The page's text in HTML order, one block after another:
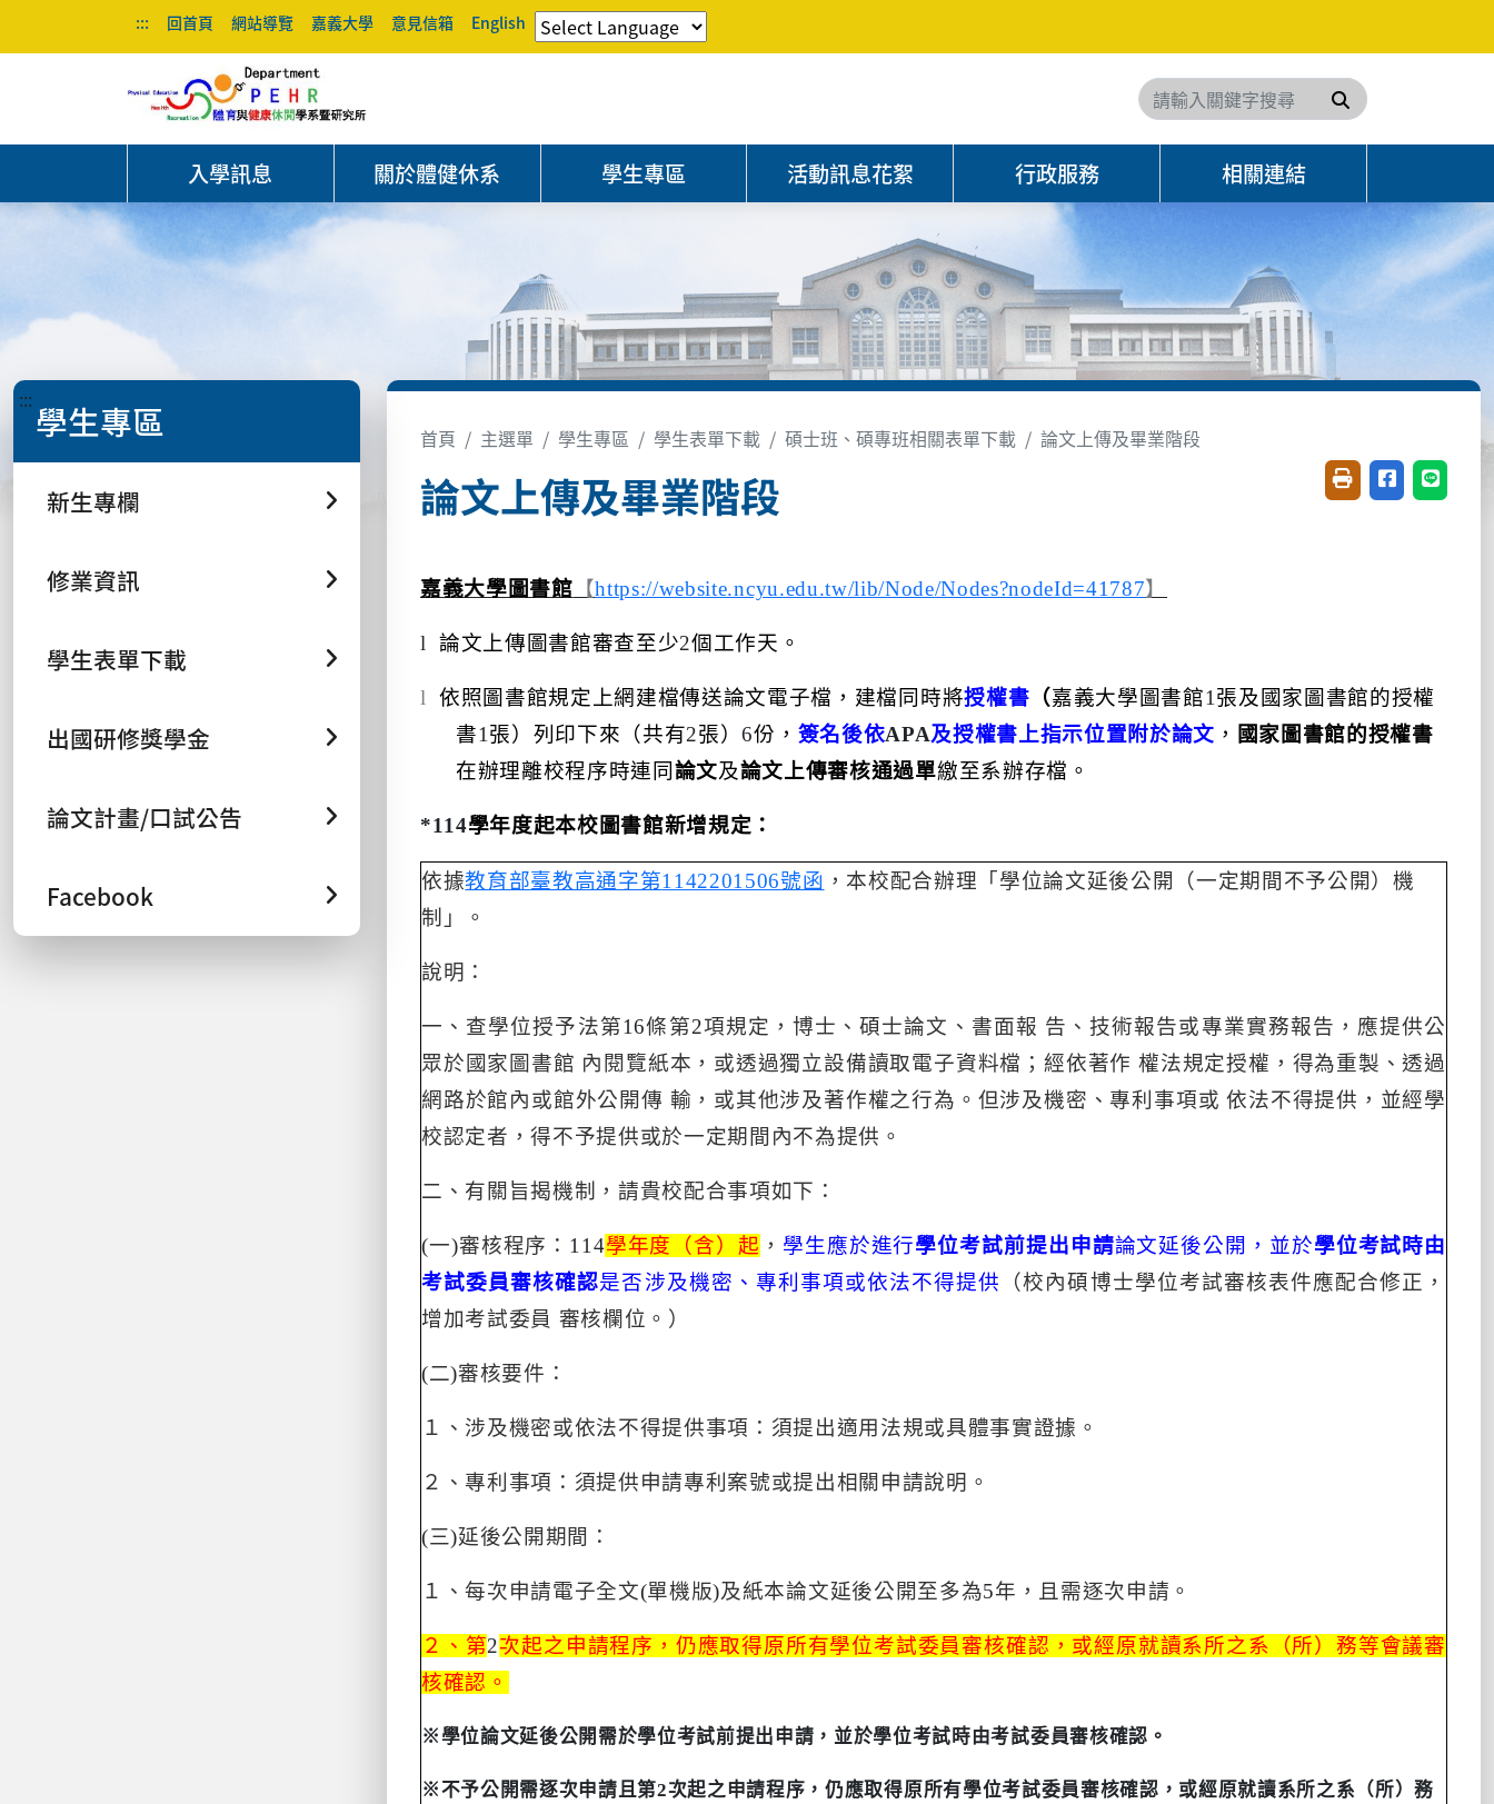
::: 回首頁 網站導覽 嘉義大學 意見信箱 English
搜尋
入學訊息 關於體健休系 學生專區 活動訊息花絮 行政服務 相關連結
::: 學生專區
新生專欄
修業資訊
學生表單下載
出國研修獎學金
論文計畫/口試公告
Facebook
首頁 主選單 學生專區 學生表單下載 碩士班、碩專班相關表單下載 論文上傳及畢業階段
論文上傳及畢業階段 友善列印(開新視窗)
分享至臉書(
分享至
嘉義大學圖書館 【https://website.ncyu.edu.tw/lib/Node/Nodes?nodeId=41787】
l 論文上傳圖書館審查至少2個工作天。
l 依照圖書館規定上網建檔傳送論文電子檔，建檔同時將授權書 （嘉義大學圖書館1 張及國家圖書館的授權
書1 張）列印下來（共有2張）6份， 簽名後依APA及授權書上指示位置附於論文 ， 國家圖書館的授權書
在辦理離校程序時連同論文及論文上傳審核通過單繳至系辦存檔。
*114學年度起本校圖書館新增規定：
依據教育部臺教高通字第1142201506號函 ，本校配合辦理「學位論文延後公開（一定期間不予公開）機
制」。
說明：
一、查學位授予法第16條第2項規定，博士、碩士論文、書面報 告、技術報告或專業實務報告，應提供公
眾於國家圖書館 內閱覽紙本，或透過獨立設備讀取電子資料檔；經依著作 權法規定授權，得為重製、透過
網路於館內或館外公開傳 輸，或其他涉及著作權之行為。但涉及機密、專利事項或 依法不得提供，並經學
校認定者，得不予提供或於一定期間內不為提供。
二、有關旨揭機制，請貴校配合事項如下：
(一)審核程序： 114學年度（含）起 ， 學生應於進行學位考試前提出申請論文延後公開，並於學位考試時由
考試委員審核確認是否涉及機密、專利事項或依法不得提供
（校內碩博士學位考試審核表件應配合修正，
增加考試委員 審核欄位。）
(二)審核要件：
１、涉及機密或依法不得提供事項：須提出適用法規或具體事實證據。
２、專利事項：須提供申請專利案號或提出相關申請說明。
(三)延後公開期間：
１、每次申請電子全文(單機版)及紙本論文延後公開至多為5年，且需逐次申請。
２、第2次起之申請程序，仍應取得原所有學位考試委員審核確認，或經原就讀系所之系（所）務等會議審
核確認。
※學位論文延後公開需於學位考試前提出申請，並於學位考試時由考試委員審核確認。
※不予公開需逐次申請且第2次起之申請程序，仍應取得原所有學位考試委員審核確認，或經原就讀系所之系（所）務